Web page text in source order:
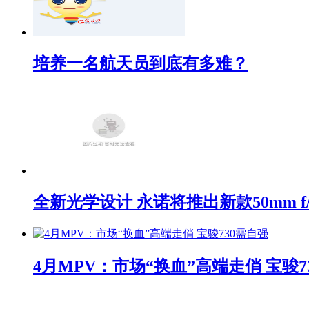
培养一名航天员到底有多难？
全新光学设计 永诺将推出新款50mm
4月MPV：市场“换血”高端走俏 宝骏